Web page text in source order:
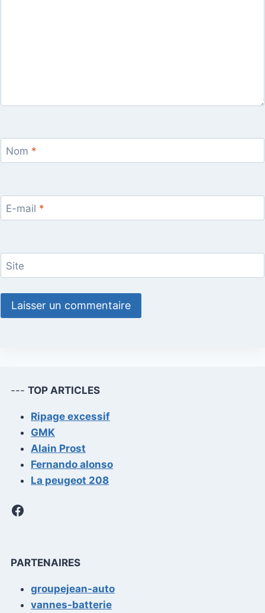
Nom *
E-mail *
Site
--- TOP ARTICLES
Ripage excessif
GMK
Alain Prost
Fernando alonso
La peugeot 208
Facebook
PARTENAIRES
groupejean-auto
vannes-batterie